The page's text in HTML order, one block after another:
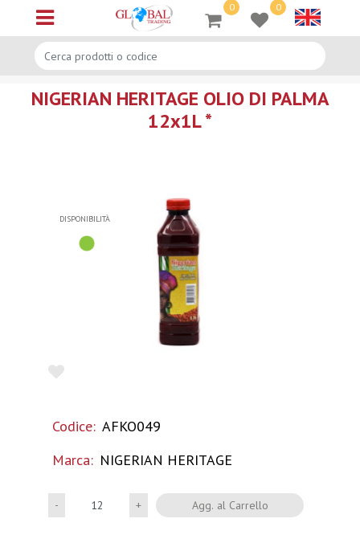
Open menu
0 0
NIGERIAN HERITAGE OLIO DI PALMA
12x1L *
DISPONIBILITÀ
Codice: AFKO049
Marca: NIGERIAN HERITAGE
QuantitàAgg. al Carrello